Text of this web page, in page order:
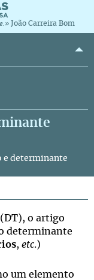
João Carreira Bom
e determinante
(DT), o artigo
determinante
, etc.)
um elemento